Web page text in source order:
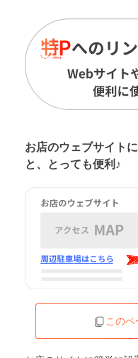
お店のウェブサイト
と、とっても便利♪
このペ